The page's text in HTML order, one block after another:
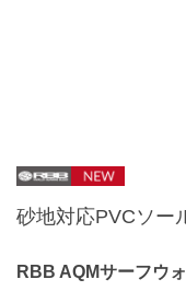
RBB AQMサーフウ
砂地対応PVCソ